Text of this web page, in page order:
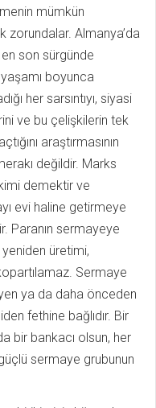
mümkün
zorundalar. Almanya’da
en son sürgünde
boyunca
her sarsıntıyı, siyasi
ve bu çelişkilerin tek
araştırmasının
değildir. Marks
demektir ve
evi haline getirmeye
Paranın sermayeye
üretimi,
Sermaye
ya da daha önceden
fethine bağlıdır. Bir
bir bankacı olsun, her
sermaye grubunun